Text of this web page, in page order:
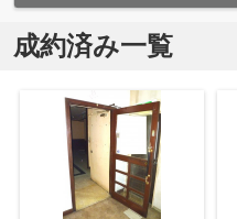
成約済み一覧